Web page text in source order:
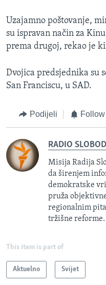
Uzajamno poštovanje,
su ispravan način za
prema drugoj, rekao je
Dvojica predsjednika su
San Franciscu, u SAD.
Podijeli
RADIO
Misija Radija
da širenjem
demokratske
pruža
regionalnim
tržišne reforme.
This item is part of
Aktuelno Svijet